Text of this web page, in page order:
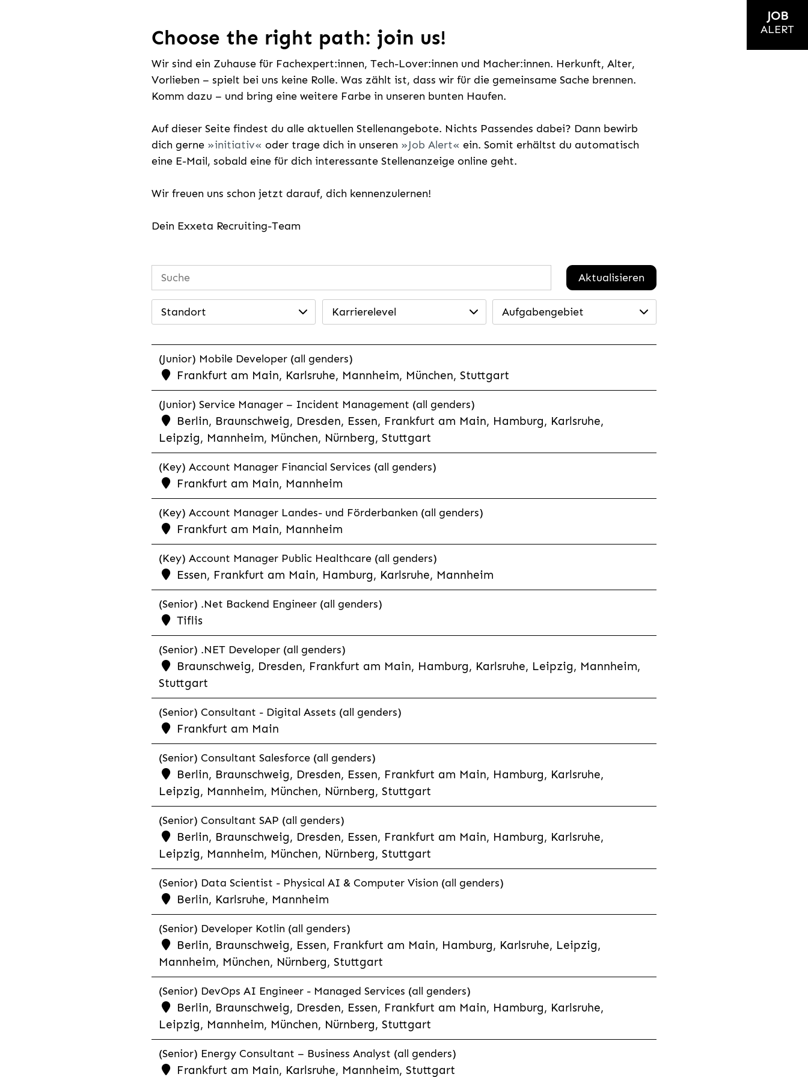
Choose the right path: join us!
Wir sind ein Zuhause für Fachexpert:innen, Tech-Lover:innen und Macher:innen. Herkunft, Alter,
Vorlieben – spielt bei uns keine Rolle. Was zählt ist, dass wir für die gemeinsame Sache brennen.
Komm dazu – und bring eine weitere Farbe in unseren bunten Haufen.
Auf dieser Seite findest du alle aktuellen Stellenangebote. Nichts Passendes dabei? Dann bewirb
dich gerne
initiativ oder trage dich in unseren Job Alert
ein. Somit erhältst du automatisch
eine E-Mail, sobald eine für dich interessante Stellenanzeige online geht.
Wir freuen uns schon jetzt darauf, dich kennenzulernen!
Dein Exxeta Recruiting-Team
Aktualisieren
Standort Karrierelevel Aufgabengebiet
(Junior) Mobile Developer (all genders)
Frankfurt am Main, Karlsruhe, Mannheim, München, Stuttgart
(Junior) Service Manager – Incident Management (all genders)
Berlin, Braunschweig, Dresden, Essen, Frankfurt am Main, Hamburg, Karlsruhe,
Leipzig, Mannheim, München, Nürnberg, Stuttgart
(Key) Account Manager Financial Services (all genders)
Frankfurt am Main, Mannheim
(Key) Account Manager Landes- und Förderbanken (all genders)
Frankfurt am Main, Mannheim
(Key) Account Manager Public Healthcare (all genders)
Essen, Frankfurt am Main, Hamburg, Karlsruhe, Mannheim
(Senior) .Net Backend Engineer (all genders)
Tiflis
(Senior) .NET Developer (all genders)
Braunschweig, Dresden, Frankfurt am Main, Hamburg, Karlsruhe, Leipzig, Mannheim,
Stuttgart
(Senior) Consultant - Digital Assets (all genders)
Frankfurt am Main
(Senior) Consultant Salesforce (all genders)
Berlin, Braunschweig, Dresden, Essen, Frankfurt am Main, Hamburg, Karlsruhe,
Leipzig, Mannheim, München, Nürnberg, Stuttgart
(Senior) Consultant SAP (all genders)
Berlin, Braunschweig, Dresden, Essen, Frankfurt am Main, Hamburg, Karlsruhe,
Leipzig, Mannheim, München, Nürnberg, Stuttgart
(Senior) Data Scientist - Physical AI & Computer Vision (all genders)
Berlin, Karlsruhe, Mannheim
(Senior) Developer Kotlin (all genders)
Berlin, Braunschweig, Essen, Frankfurt am Main, Hamburg, Karlsruhe, Leipzig,
Mannheim, München, Nürnberg, Stuttgart
(Senior) DevOps AI Engineer - Managed Services (all genders)
Berlin, Braunschweig, Dresden, Essen, Frankfurt am Main, Hamburg, Karlsruhe,
Leipzig, Mannheim, München, Nürnberg, Stuttgart
(Senior) Energy Consultant – Business Analyst (all genders)
Frankfurt am Main, Karlsruhe, Mannheim, Stuttgart
JOB
ALERT